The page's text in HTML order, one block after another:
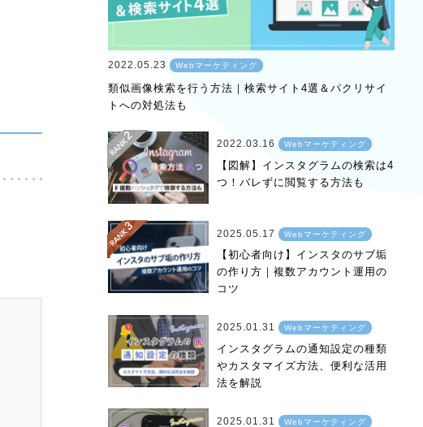
2022.05.23 Webマーケティング
類似画像検索を行う方法｜検索サイト4選＆パクリサイ
トへの対処法も
2022.03.16 Webマーケティング
【図解】インスタグラムの検索は4
つ！バレずに閲覧する方法も
2025.05.17 Webマーケティング
【初心者向け】インスタのサブ垢
の作り方｜複数アカウント運用の
コツ
2025.01.31 Webマーケティング
インスタグラムの通知設定の種類
やカスタマイズ方法、便利な活用
法を解説
2025.01.31 Webマーケティング